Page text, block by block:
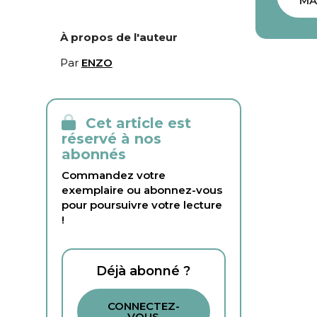
À propos de l'auteur
Par ENZO
Cet article est
réservé à nos
abonnés
Commandez votre
exemplaire ou abonnez-vous
pour poursuivre votre lecture
!
Déjà abonné ?
CONNECTEZ-